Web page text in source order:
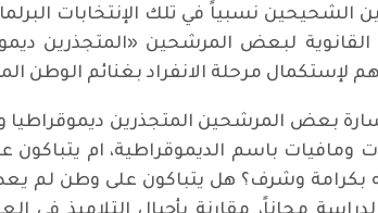
الشحيحين نسبياً في تلك الإنتخابات
لبعض المرشحين «المتجذرين
لإستكمال مرحلة الانفراد بغنائم الوطن
بعض المرشحين المتجذرين ديموقراطيا
باسم الديموقراطية، ام يتباكون
وشرف؟ هل يتباكون على وطن لم يعد